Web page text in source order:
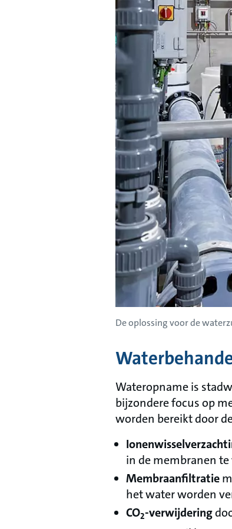
De oplossing voor de
Wateropname is
bijzondere focus op
worden bereikt door
in de membranen
Membraanfiltratie
het water worden
CO2-verwijdering